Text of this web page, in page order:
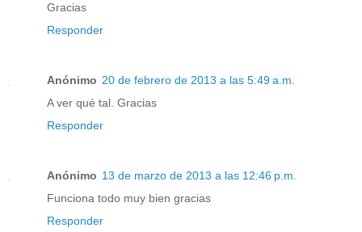
Gracias
Responder
Anónimo 20 de febrero de 2013 a las 5:49 a.m.
A ver qué tal. Gracias
Responder
Anónimo 13 de marzo de 2013 a las 12:46 p.m.
Funciona todo muy bien gracias
Responder